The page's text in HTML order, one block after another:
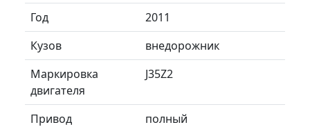
Год
2011
Кузов
внедорожник
Маркировка
двигателя
J35Z2
Привод
полный